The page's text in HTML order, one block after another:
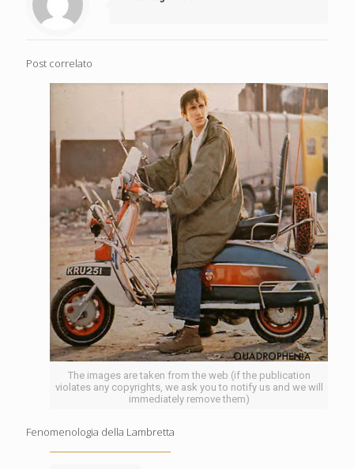
Post correlato
The images are taken from the web (if the publication
violates any copyrights, we ask you to notify us and we will
immediately remove them)
Fenomenologia della Lambretta